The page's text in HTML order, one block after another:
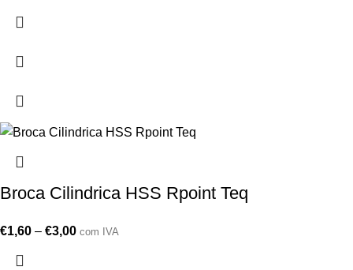
Broca Cilindrica HSS Rpoint Teq
€1,60 – €3,00 com IVA